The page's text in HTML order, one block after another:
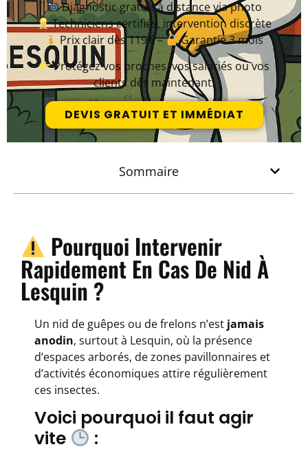
Diagnostic gratuit à distance via photo
Techniciens certifiés, intervention discrète
Prix clair dès 119 € –
Garantie 3 mois
Protégez vos proches, vos salariés ou vos
clients dès maintenant.
DEVIS GRATUIT ET IMMÉDIAT
Sommaire
Pourquoi Intervenir
Rapidement En Cas De Nid À
Lesquin ?
Un nid de guêpes ou de frelons n’est jamais
anodin, surtout à Lesquin, où la présence
d’espaces arborés, de zones pavillonnaires et
d’activités économiques attire régulièrement
ces insectes.
Voici pourquoi il faut agir
vite
: